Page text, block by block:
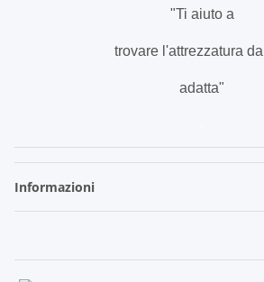
"Ti aiuto a
trovare l'attrezzatura
adatta"
Informazioni